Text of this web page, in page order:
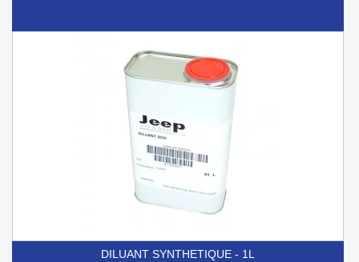
DILUANT SYNTHETIQUE - 1L